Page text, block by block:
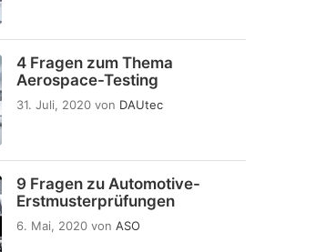
4 Fragen zum Thema
Aerospace-Testing
31. Juli, 2020 von DAUtec
9 Fragen zu Automotive-
Erstmusterprüfungen
6. Mai, 2020 von ASO